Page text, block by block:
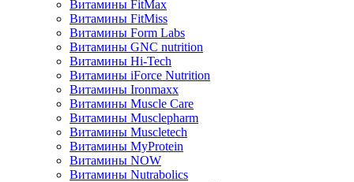
Витамины FitMax
Витамины FitMiss
Витамины Form Labs
Витамины GNC nutrition
Витамины Hi-Tech
Витамины iForce Nutrition
Витамины Ironmaxx
Витамины Muscle Care
Витамины Musclepharm
Витамины Muscletech
Витамины MyProtein
Витамины NOW
Витамины Nutrabolics